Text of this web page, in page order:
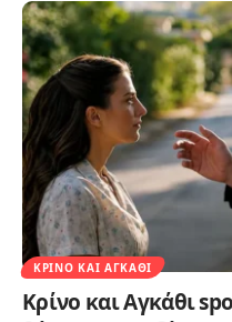
ΚΡΊΝΟ ΚΑΙ ΑΓΚΆΘΙ
Κρίνο και Αγκάθι